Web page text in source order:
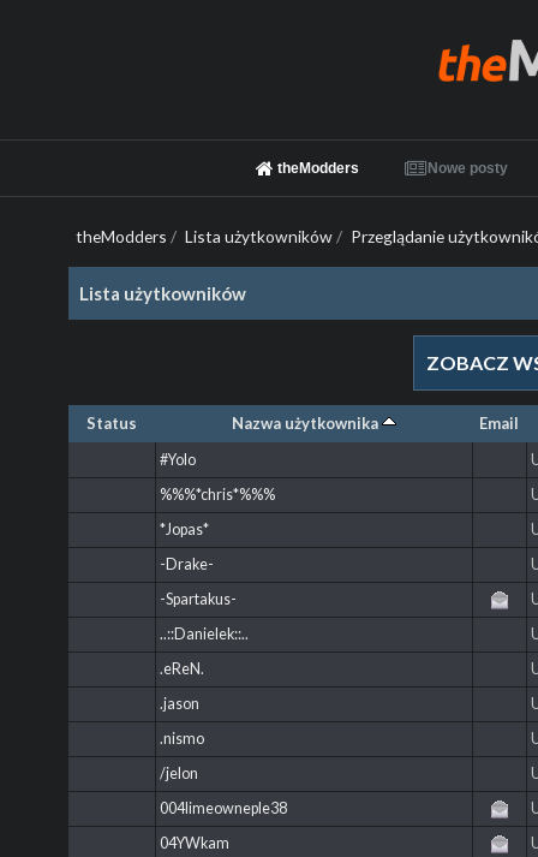
theModders Nowe posty
theModders / Lista użytkowników/ Przeglądanie
Lista użytkowników
ZOBACZ
Status Nazwa użytkownika Email
#Yolo
%%%*chris*%%%
*Jopas*
-Drake-
-Spartakus-
..::Danielek::..
.eReN.
.jason
.nismo
/jelon
004limeowneple38
04YWkam